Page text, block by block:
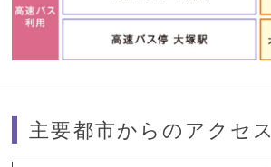
主要都市からのアクセス